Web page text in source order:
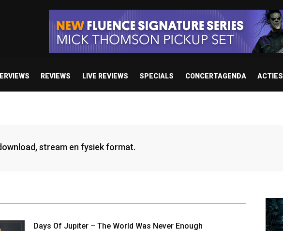
REVIEWS LIVE REVIEWS SPECIALS CONCERTAGENDA ACTIES
stream en fysiek format.
Days Of Jupiter – The World Was Never Enough